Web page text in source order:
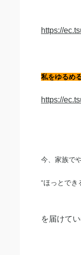
https://
私をゆるめ
https://
今、家族で
“ほっとでき
を届けて